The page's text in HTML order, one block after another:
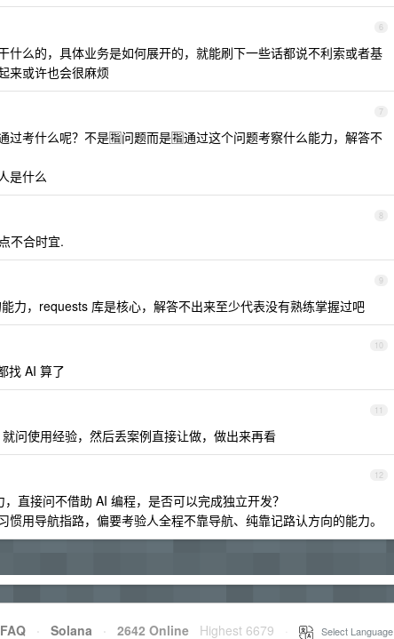
6
什么的，具体业务是如何展开的，就能刷下一些话都说不利索或者基
来或许也会很麻烦
7
过考什么呢？不是🈯️问题而是🈯️通过这个问题考察什么能力，解答不
是什么
8
不合时宜.
9
力，requests 库是核心，解答不出来至少代表没有熟练掌握过吧
10
找 AI 算了
11
问使用经验，然后丢案例直接让做，做出来再看
12
直接问不借助 AI 编程，是否可以完成独立开发？
用导航指路，偏要考验人全程不靠导航、纯靠记路认方向的能力。
FAQ · Solana · 2642 Online Highest 6679 Select Language